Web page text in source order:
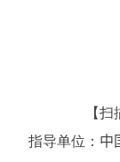
【
指导单位： 中